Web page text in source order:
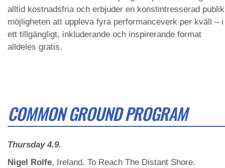
alltid kostnadsfria och erbjuder en konstintresserad publik
möjligheten att uppleva fyra performanceverk per kväll – i
ett tillgängligt, inkluderande och inspirerande format
alldeles gratis.
COMMON GROUND PROGRAM
Thursday 4.9.
Nigel Rolfe, Ireland. To Reach The Distant Shore.